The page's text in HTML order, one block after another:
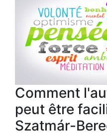
Comment
peut être
Szatmár-